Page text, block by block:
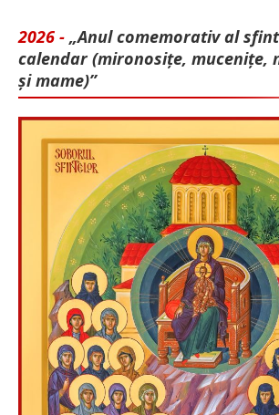
2026 - „Anul comemorativ al
calendar (mironosițe, mu­cenițe,
și mame)”